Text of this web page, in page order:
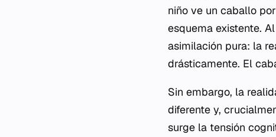
niño ve un caballo
esquema existente.
asimilación pura: la
drásticamente. El
Sin embargo, la
diferente y,
surge la tensión